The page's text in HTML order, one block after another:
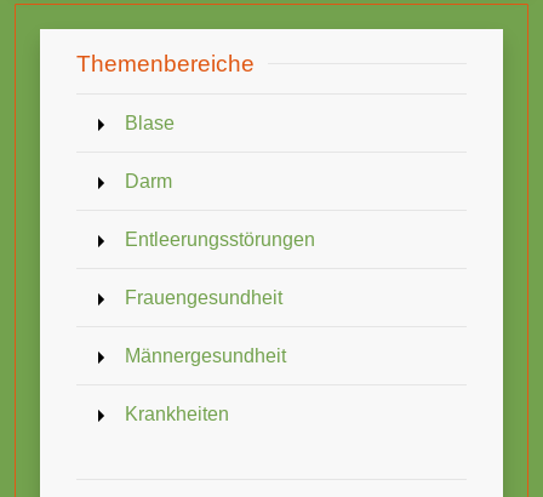
Themenbereiche
Blase
Darm
Entleerungsstörungen
Frauengesundheit
Männergesundheit
Krankheiten